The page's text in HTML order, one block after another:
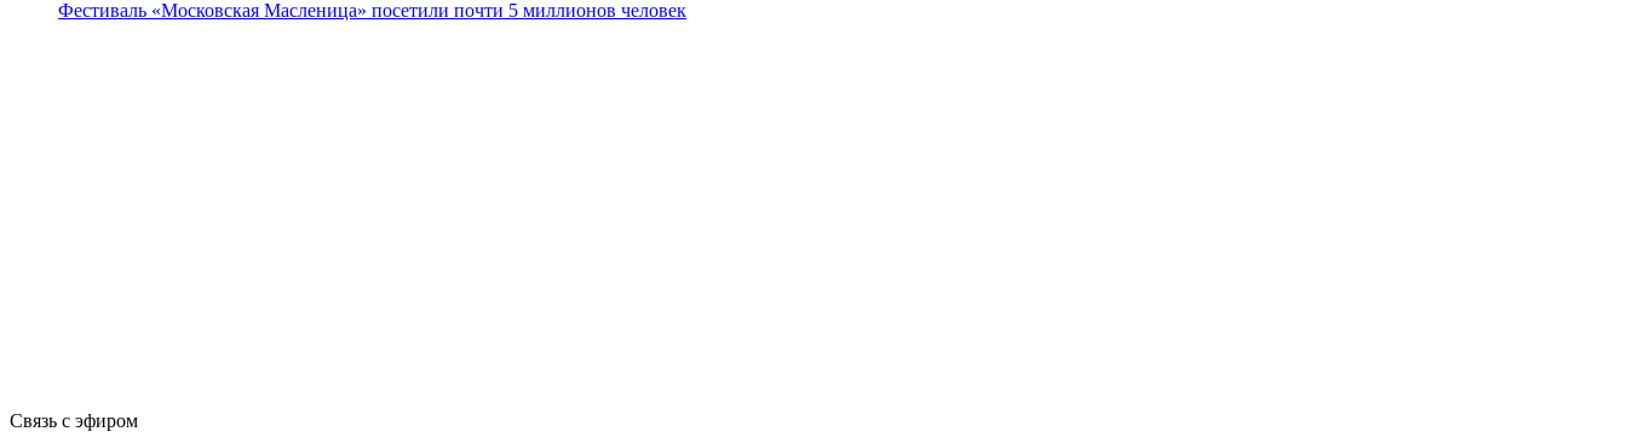
Фестиваль «Московская Масленица» посетили почти 5 миллионов человек
Связь с эфиром